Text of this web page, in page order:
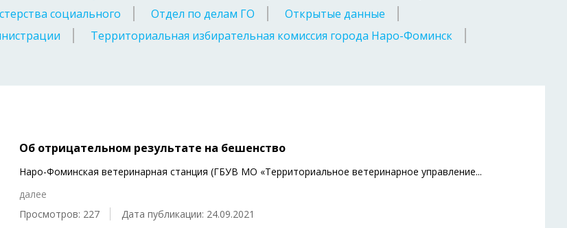
социального
Отдел по делам ГО
Открытые данные
Территориальная избирательная комиссия города Наро-Фоминск
Об отрицательном результате на бешенство
Наро-Фоминская ветеринарная станция (ГБУВ МО «Территориальное ветеринарное управление...
далее
Просмотров: 227
Дата публикации: 24.09.2021